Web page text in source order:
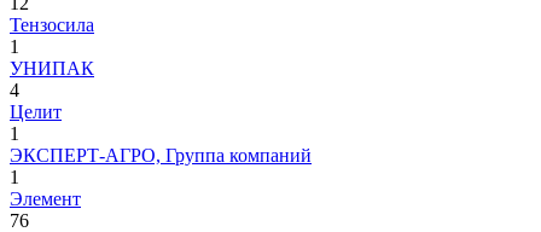
Тензосила
1
УНИПАК
4
Целит
1
ЭКСПЕРТ-АГРО, Группа компаний
1
Элемент
76